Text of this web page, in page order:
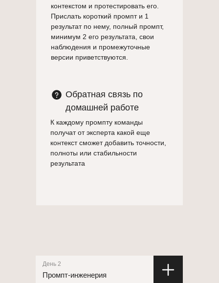
контекстом и протестировать его.
Прислать короткий промпт и 1
результат по нему, полный промпт,
минимум 2 его результата, свои
наблюдения и промежуточные
версии приветствуются.
Обратная связь по
домашней работе
К каждому промпту команды
получат от эксперта какой еще
контекст сможет добавить точности,
полноты или стабильности
результата
Промпт-инженерия
День 2